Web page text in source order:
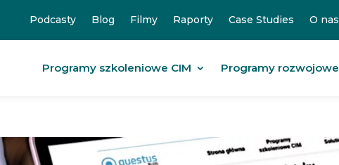
Podcasty Blog Filmy Raporty Case Studies O nas
Programy szkoleniowe CIM Programy rozwojowe